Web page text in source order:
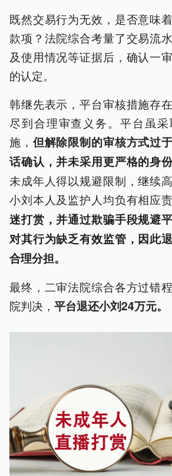
既然交易行为无效，是否意味
款项？法院综合考量了交易流
及使用情况等证据后，确认一
的认定。
韩继先表示，平台审核措施存
尽到合理审查义务。平台虽
施， 但解除限制的审核方式过
话确认，并未采用更严格的身
未成年人得以规避限制，继续
小刘本人及监护人均负有相应责
迷打赏，并通过欺骗手段规避
对其行为缺乏有效监管，因此
合理分担。
最终，二审法院综合各方过错
院判决， 平台退还小刘24万元。